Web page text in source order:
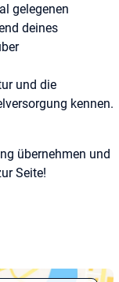
gelegenen
deines
und die
kennen.
übernehmen und
Seite!